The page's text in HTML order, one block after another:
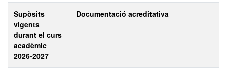
Supòsits
vigents
durant el curs
acadèmic
2026-2027
Documentació acreditativa